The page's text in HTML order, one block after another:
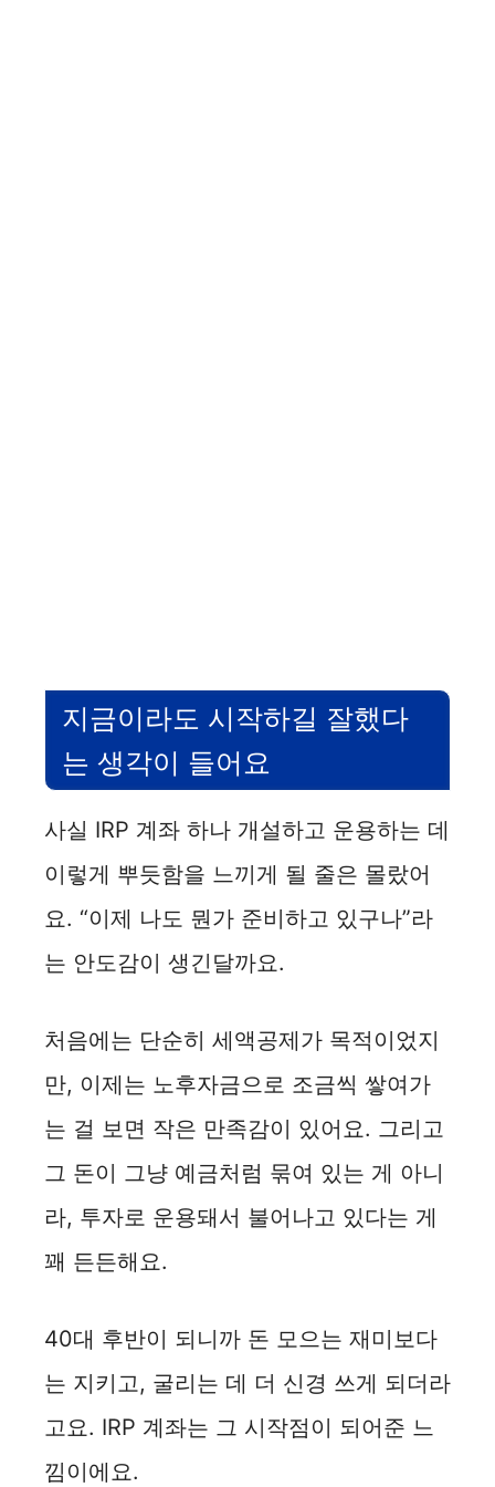
지금이라도 시작하길 잘했다
는 생각이 들어요
사실 IRP 계좌 하나 개설하고 운용하는 데
이렇게 뿌듯함을 느끼게 될 줄은 몰랐어
요. “이제 나도 뭔가 준비하고 있구나”라
는 안도감이 생긴달까요.
처음에는 단순히 세액공제가 목적이었지
만, 이제는 노후자금으로 조금씩 쌓여가
는 걸 보면 작은 만족감이 있어요. 그리고
그 돈이 그냥 예금처럼 묶여 있는 게 아니
라, 투자로 운용돼서 불어나고 있다는 게
꽤 든든해요.
40대 후반이 되니까 돈 모으는 재미보다
는 지키고, 굴리는 데 더 신경 쓰게 되더라
고요. IRP 계좌는 그 시작점이 되어준 느
낌이에요.